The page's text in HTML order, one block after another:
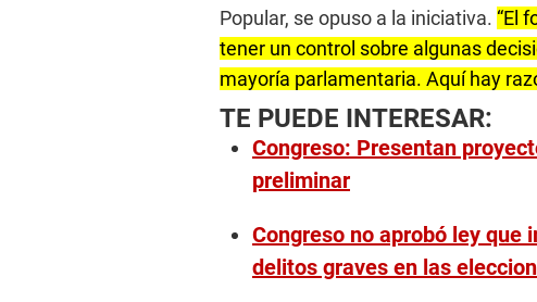
Popular, se opuso a la iniciativa. “El
tener un control sobre algunas
mayoría parlamentaria. Aquí hay
TE PUEDE INTERESAR:
Congreso: Presentan
preliminar
Congreso no aprobó ley que
delitos graves en las